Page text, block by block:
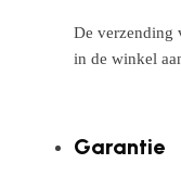
De verzending
in de winkel
Garantie